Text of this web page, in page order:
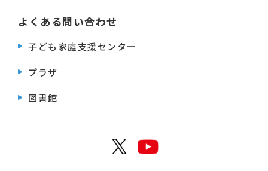
よくある問い合わせ
子ども家庭支援センター
プラザ
図書館